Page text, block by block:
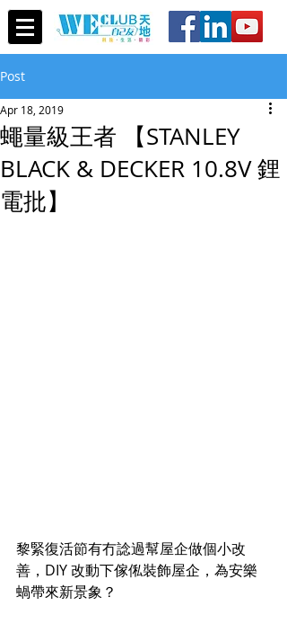
Post
蠅量級王者 【STANLEY
BLACK & DECKER 10.8V 鋰
電批】
Apr 18, 2019
黎緊復活節有冇諗過幫屋企做個小改
善，DIY 改動下傢俬裝飾屋企，為安樂
蝸帶來新景象？